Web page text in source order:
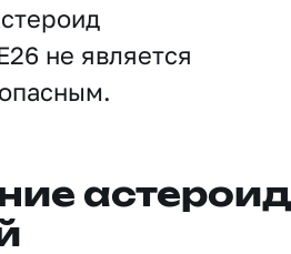
не является